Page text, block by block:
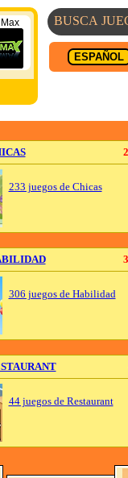
ESPAÑOL
233 juegos de Chicas
306 juegos de Habilidad
44 juegos de Restaurant